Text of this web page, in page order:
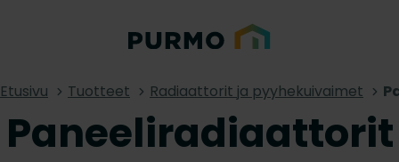
Etusivu Tuotteet Radiaattorit ja pyyhekuivaimet
Paneeliradiaattorit